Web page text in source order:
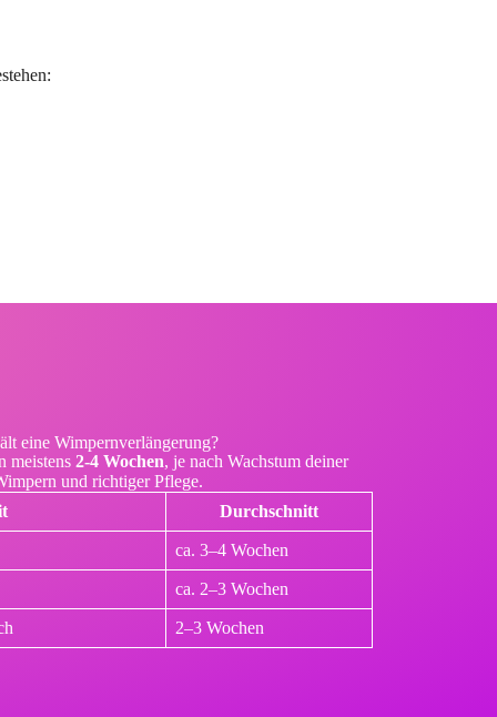
eine Wimpernverlängerung?
meistens 2-4 Wochen, je nach Wachstum deiner
und richtiger Pflege.
Durchschnitt
ca. 3–4 Wochen
ca. 2–3 Wochen
2–3 Wochen